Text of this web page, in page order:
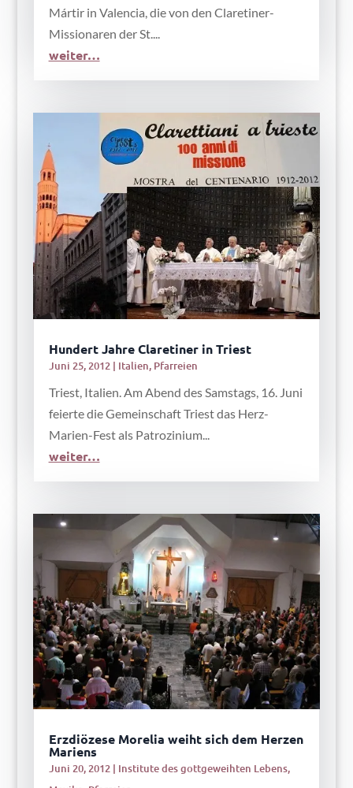
Mártir in Valencia, die von den Claretiner-
Missionaren der St....
weiter…
Hundert Jahre Claretiner in Triest
Juni 25, 2012| Italien, Pfarreien
Triest, Italien. Am Abend des Samstags, 16. Juni
feierte die Gemeinschaft Triest das Herz-
Marien-Fest als Patrozinium...
weiter…
Erzdiözese Morelia weiht sich dem Herzen
Mariens
Juni 20, 2012| Institute des gottgeweihten Lebens,